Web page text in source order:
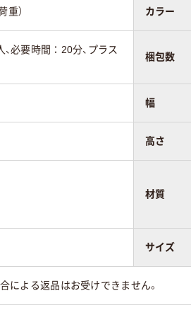
重） カラー
必要時間：20分、プラス
梱包数
幅
高さ
材質
サイズ
による返品はお受けできません。